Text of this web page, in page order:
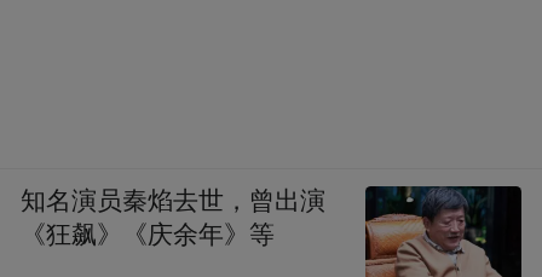
知名演员秦焰去世，曾出演
《狂飙》《庆余年》等